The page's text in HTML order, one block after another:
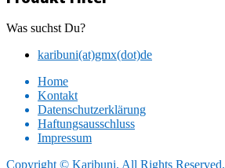
Was suchst Du?
karibuni(at)gmx(dot)de
Home
Kontakt
Datenschutzerklärung
Haftungsausschluss
Impressum
Copyright © Karibuni. All Rights Reserved.